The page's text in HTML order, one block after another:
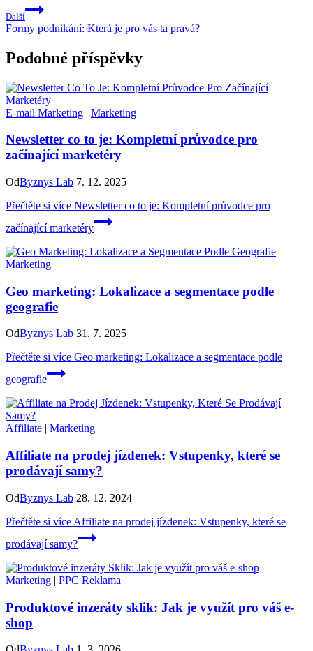
Další
Formy podnikání: Která je pro vás ta pravá?
Podobné příspěvky
E-mail Marketing | Marketing
Newsletter co to je: Kompletní průvodce pro
začínající marketéry
OdByznys Lab 7. 12. 2025
Přečtěte si více Newsletter co to je: Kompletní průvodce pro
začínající marketéry
Marketing
Geo marketing: Lokalizace a segmentace podle
geografie
OdByznys Lab 31. 7. 2025
Přečtěte si více Geo marketing: Lokalizace a segmentace podle
geografie
Affiliate | Marketing
Affiliate na prodej jízdenek: Vstupenky, které se
prodávají samy?
OdByznys Lab 28. 12. 2024
Přečtěte si více Affiliate na prodej jízdenek: Vstupenky, které se
prodávají samy?
Marketing | PPC Reklama
Produktové inzeráty sklik: Jak je využít pro váš e-
shop